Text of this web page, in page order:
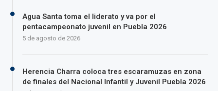
Agua Santa toma el liderato y va por el
pentacampeonato juvenil en Puebla 2026
5 de agosto de 2026
Herencia Charra coloca tres escaramuzas en zona
de finales del Nacional Infantil y Juvenil Puebla 2026